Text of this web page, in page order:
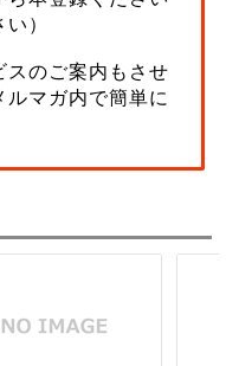
）
のご案内もさせ
マガ内で簡単に